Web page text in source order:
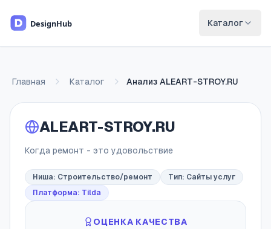
Каталог
Главная Каталог Анализ ALEART-STROY.RU
ALEART-STROY.RU
Когда ремонт - это удовольствие
Ниша: Строительство/ремонт Тип: Сайты услуг
Платформа: Tilda
ОЦЕНКА КАЧЕСТВА